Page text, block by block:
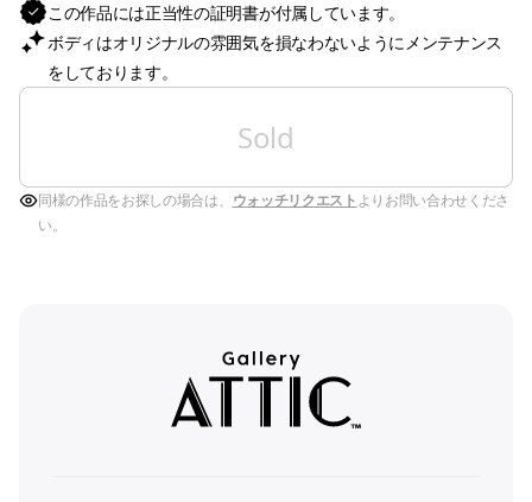
この作品には正当性の証明書が付属しています。
ボディはオリジナルの雰囲気を損なわないようにメンテナンス
をしております。
Sold
同様の作品をお探しの場合は、 ウォッチリクエストよりお問い合わせくださ
い。